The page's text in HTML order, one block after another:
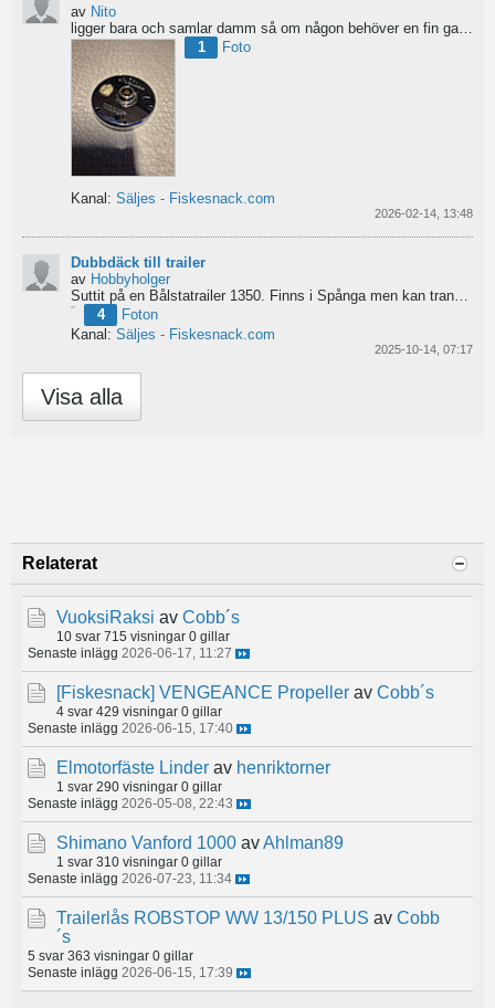
av Nito
1
Foto
Kanal: Säljes - Fiskesnack.com
2026-02-14, 13:48
Dubbdäck till trailer
av Hobbyholger
Suttit på en Bålstatrailer 1350. Finns i Spånga men kan transporteras mot Linköping. 500kr
4
Foton
Kanal: Säljes - Fiskesnack.com
2025-10-14, 07:17
Visa alla
Relaterat
VuoksiRaksi av Cobb´s
10 svar 715 visningar 0 gillar
Senaste inlägg 2026-06-17, 11:27
[Fiskesnack] VENGEANCE Propeller av Cobb´s
4 svar 429 visningar 0 gillar
Senaste inlägg 2026-06-15, 17:40
Elmotorfäste Linder av henriktorner
1 svar 290 visningar 0 gillar
Senaste inlägg 2026-05-08, 22:43
Shimano Vanford 1000 avAhlman89
1 svar 310 visningar 0 gillar
Senaste inlägg 2026-07-23, 11:34
Trailerlås ROBSTOP WW 13/150 PLUS av Cobb
´s
5 svar 363 visningar 0 gillar
Senaste inlägg 2026-06-15, 17:39